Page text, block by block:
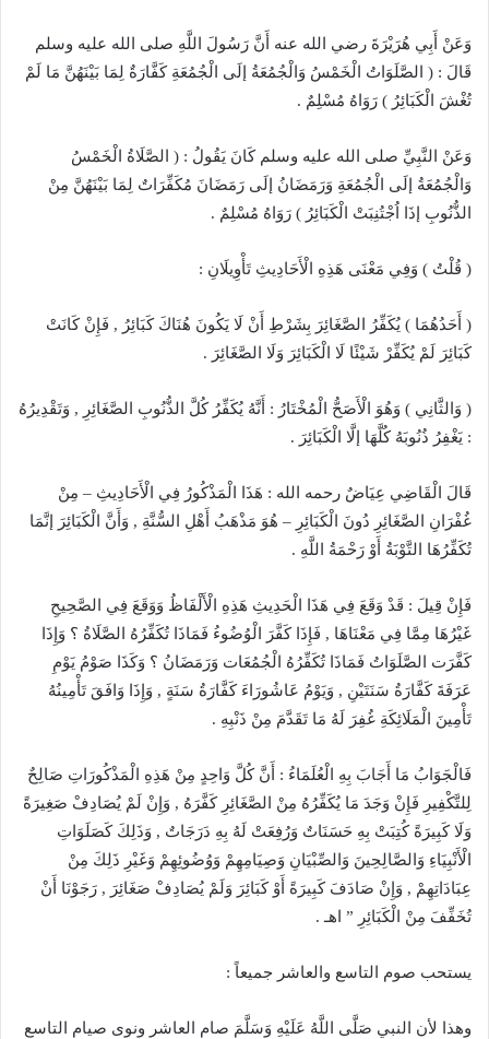
وَعَنْ أَبِي هُرَيْرَةَ رضي الله عنه أَنَّ رَسُولَ اللَّهِ صلى الله عليه وسلم
قَالَ : ( الصَّلَوَاتُ الْخَمْسُ وَالْجُمُعَةُ إلَى الْجُمُعَةِ كَفَّارَةٌ لِمَا بَيْنَهُنَّ مَا لَمْ
تُغْشَ الْكَبَائِرُ ) رَوَاهُ مُسْلِمٌ .
وَعَنْ النَّبِيِّ صلى الله عليه وسلم كَانَ يَقُولُ : ( الصَّلَاةُ الْخَمْسُ
وَالْجُمُعَةُ إلَى الْجُمُعَةِ وَرَمَضَانُ إلَى رَمَضَانَ مُكَفِّرَاتٌ لِمَا بَيْنَهُنَّ مِنْ
الذُّنُوبِ إذَا اُجْتُنِبَتْ الْكَبَائِرُ ) رَوَاهُ مُسْلِمٌ .
( قُلْتُ ) وَفِي مَعْنَى هَذِهِ الْأَحَادِيثِ تَأْوِيلَانِ :
( أَحَدُهُمَا ) يُكَفِّرُ الصَّغَائِرَ بِشَرْطِ أَنْ لَا يَكُونَ هُنَاكَ كَبَائِرُ , فَإِنْ كَانَتْ
كَبَائِرَ لَمْ يُكَفِّرْ شَيْئًا لَا الْكَبَائِرَ وَلَا الصَّغَائِرَ .
( وَالثَّانِي ) وَهُوَ الْأَصَحُّ الْمُخْتَارُ : أَنَّهُ يُكَفِّرُ كُلَّ الذُّنُوبِ الصَّغَائِرِ , وَتَقْدِيرُهُ
: يَغْفِرُ ذُنُوبَهُ كُلَّهَا إلَّا الْكَبَائِرَ .
قَالَ الْقَاضِي عِيَاضٌ رحمه الله : هَذَا الْمَذْكُورُ فِي الْأَحَادِيثِ – مِنْ
غُفْرَانِ الصَّغَائِرِ دُونَ الْكَبَائِرِ – هُوَ مَذْهَبُ أَهْلِ السُّنَّةِ , وَأَنَّ الْكَبَائِرَ إنَّمَا
تُكَفِّرُهَا التَّوْبَةُ أَوْ رَحْمَةُ اللَّهِ .
فَإِنْ قِيلَ : قَدْ وَقَعَ فِي هَذَا الْحَدِيثِ هَذِهِ الْأَلْفَاظُ وَوَقَعَ فِي الصَّحِيحِ
غَيْرُهَا مِمَّا فِي مَعْنَاهَا , فَإِذَا كَفَّرَ الْوُضُوءُ فَمَاذَا تُكَفِّرُهُ الصَّلَاةُ ؟ وَإِذَا
كَفَّرَت الصَّلَوَاتُ فَمَاذَا تُكَفِّرُهُ الْجُمُعَات وَرَمَضَانُ ؟ وَكَذَا صَوْمُ يَوْمِ
عَرَفَةَ كَفَّارَةُ سَنَتَيْنِ , وَيَوْمُ عَاشُورَاءَ كَفَّارَةُ سَنَةٍ , وَإِذَا وَافَقَ تَأْمِينُهُ
تَأْمِينَ الْمَلَائِكَةِ غُفِرَ لَهُ مَا تَقَدَّمَ مِنْ ذَنْبِهِ .
فَالْجَوَابُ مَا أَجَابَ بِهِ الْعُلَمَاءُ : أَنَّ كُلَّ وَاحِدٍ مِنْ هَذِهِ الْمَذْكُورَاتِ صَالِحٌ
لِلتَّكْفِيرِ فَإِنْ وَجَدَ مَا يُكَفِّرُهُ مِنْ الصَّغَائِرِ كَفَّرَهُ , وَإِنْ لَمْ يُصَادِفْ صَغِيرَةً
وَلَا كَبِيرَةً كُتِبَتْ بِهِ حَسَنَاتٌ وَرُفِعَتْ لَهُ بِهِ دَرَجَاتٌ , وَذَلِكَ كَصَلَوَاتِ
الْأَنْبِيَاءِ وَالصَّالِحِينَ وَالصِّبْيَانِ وَصِيَامِهِمْ وَوُضُوئِهِمْ وَغَيْرِ ذَلِكَ مِنْ
عِبَادَاتِهِمْ , وَإِنْ صَادَفَ كَبِيرَةً أَوْ كَبَائِرَ وَلَمْ يُصَادِفْ صَغَائِرَ , رَجَوْنَا أَنْ
تُخَفِّفَ مِنْ الْكَبَائِرِ ” اهـ .
يستحب صوم التاسع والعاشر جميعاً :
وهذا لأن النبي صَلَّى اللَّهُ عَلَيْهِ وَسَلَّمَ صام العاشر ونوى صيام التاسع